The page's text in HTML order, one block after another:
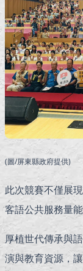
(圖/屏東縣政府提供)
此次競賽不僅展
客語公共服務量能
厚植世代傳承與
演與教育資源，